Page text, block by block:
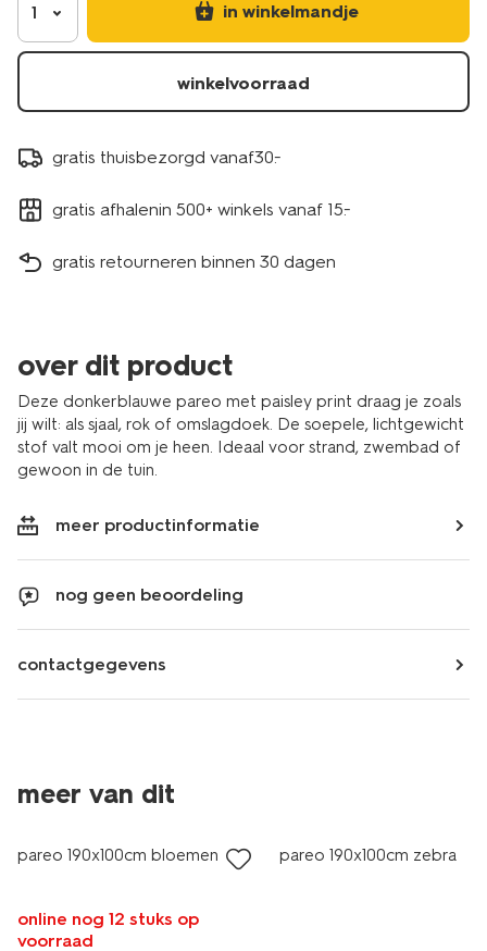
1 in winkelmandje
winkelvoorraad
gratis thuisbezorgd vanaf30.-
gratis afhalenin 500+ winkels vanaf 15.-
gratis retourneren binnen 30 dagen
over dit product
Deze donkerblauwe pareo met paisley print draag je zoals
jij wilt: als sjaal, rok of omslagdoek. De soepele, lichtgewicht
stof valt mooi om je heen. Ideaal voor strand, zwembad of
gewoon in de tuin.
meer productinformatie
nog geen beoordeling
contactgegevens
meer van dit
korting
pareo 190x100cm bloemen
online nog 12 stuks op
voorraad
pareo 190x100cm zebra